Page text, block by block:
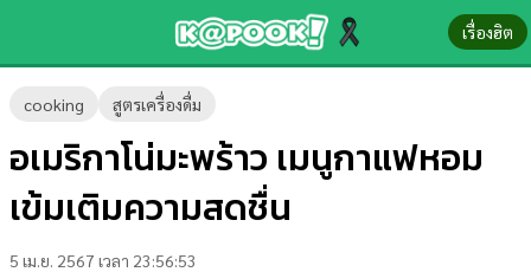
เรื่องฮิต
cooking สูตรเครื่องดื่ม
อเมริกาโน่มะพร้าว เมนูกาแฟหอม
เข้มเติมความสดชื่น
5 เม.ย. 2567 เวลา 23:56:53
ข่าว-
ความ
รู้